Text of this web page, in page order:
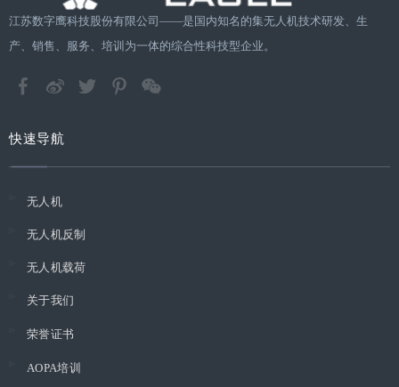
江苏数字鹰科技股份有限公司——是国内知名的集无人机技术研发、生
产、销售、服务、培训为一体的综合性科技型企业。
快速导航
无人机
无人机反制
无人机载荷
关于我们
荣誉证书
AOPA培训